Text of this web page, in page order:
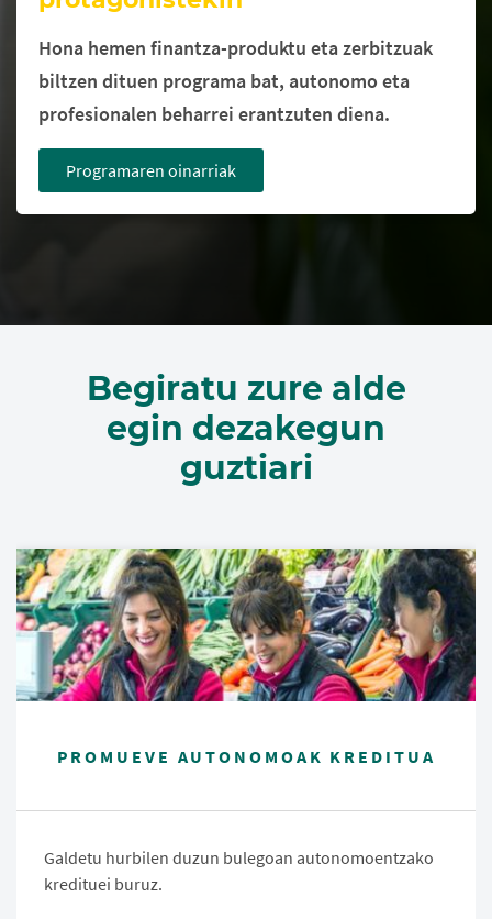
Hona hemen finantza-produktu eta zerbitzuak
biltzen dituen programa bat, autonomo eta
profesionalen beharrei erantzuten diena.
Programaren oinarriak
Begiratu zure alde
egin dezakegun
guztiari
PROMUEVE AUTONOMOAK KREDITUA
Galdetu hurbilen duzun bulegoan autonomoentzako
kredituei buruz.